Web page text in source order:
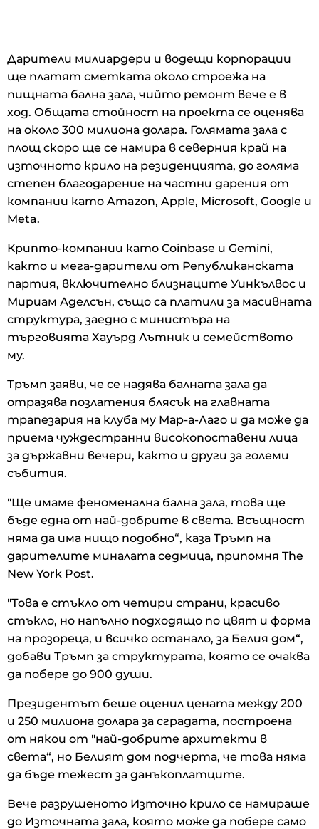
Дарители милиардери и водещи корпорации
ще платят сметката около строежа на
пищната бална зала, чийто ремонт вече е в
ход. Общата стойност на проекта се оценява
на около 300 милиона долара. Голямата зала с
площ скоро ще се намира в северния край на
източното крило на резиденцията, до голяма
степен благодарение на частни дарения от
компании като Amazon, Apple, Microsoft, Google и
Meta.
Крипто-компании като Coinbase и Gemini,
както и мега-дарители от Републиканската
партия, включително близнаците Уинкълвос и
Мириам Аделсън, също са платили за масивната
структура, заедно с министъра на
търговията Хауърд Лътник и семейството
му.
Тръмп заяви, че се надява балната зала да
отразява позлатения блясък на главната
трапезария на клуба му Мар-а-Лаго и да може да
приема чуждестранни високопоставени лица
за държавни вечери, както и други за големи
събития.
"Ще имаме феноменална бална зала, това ще
бъде една от най-добрите в света. Всъщност
няма да има нищо подобно“, каза Тръмп на
дарителите миналата седмица, припомня The
New York Post.
"Това е стъкло от четири страни, красиво
стъкло, но напълно подходящо по цвят и форма
на прозореца, и всичко останало, за Белия дом“,
добави Тръмп за структурата, която се очаква
да побере до 900 души.
Президентът беше оценил цената между 200
и 250 милиона долара за сградата, построена
от някои от "най-добрите архитекти в
света“, но Белият дом подчерта, че това няма
да бъде тежест за данъкоплатците.
Вече разрушеното Източно крило се намираше
до Източната зала, която може да побере само